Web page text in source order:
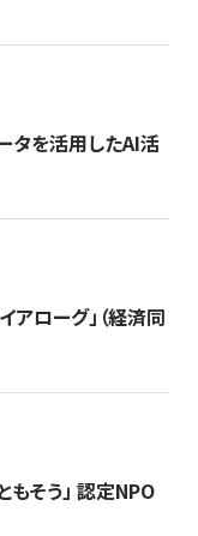
タを活用したAI活
アローグ」（経済同
そう」 認定NPO